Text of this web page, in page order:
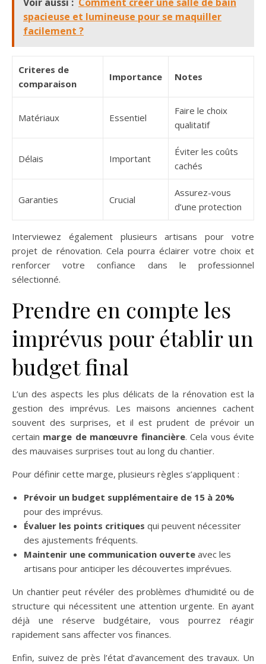
spacieuse et lumineuse pour se maquiller
facilement ?
Criteres de
comparaison
Importance Notes
Matériaux Essentiel
Faire le choix
qualitatif
Délais Important
Éviter les coûts
cachés
Garanties Crucial
Assurez-vous
d’une protection
Interviewez également plusieurs artisans pour votre
projet de rénovation. Cela pourra éclairer votre choix et
renforcer votre confiance dans le professionnel
sélectionné.
Prendre en compte les
imprévus pour établir un
budget final
L’un des aspects les plus délicats de la rénovation est la
gestion des imprévus. Les maisons anciennes cachent
souvent des surprises, et il est prudent de prévoir un
certain marge de manœuvre financière. Cela vous évite
des mauvaises surprises tout au long du chantier.
Pour définir cette marge, plusieurs règles s’appliquent :
Prévoir un budget supplémentaire de 15 à 20%
pour des imprévus.
Évaluer les points critiques qui peuvent nécessiter
des ajustements fréquents.
Maintenir une communication ouverte avec les
artisans pour anticiper les découvertes imprévues.
Un chantier peut révéler des problèmes d’humidité ou de
structure qui nécessitent une attention urgente. En ayant
déjà une réserve budgétaire, vous pourrez réagir
rapidement sans affecter vos finances.
Enfin, suivez de près l’état d’avancement des travaux. Un